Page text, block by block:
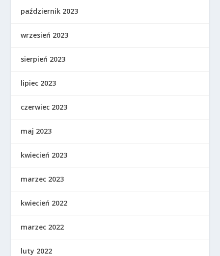
październik 2023
wrzesień 2023
sierpień 2023
lipiec 2023
czerwiec 2023
maj 2023
kwiecień 2023
marzec 2023
kwiecień 2022
marzec 2022
luty 2022